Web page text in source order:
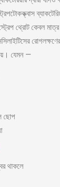
থ্রোট কেবল
যেমন —
ছোপ
থাকলে